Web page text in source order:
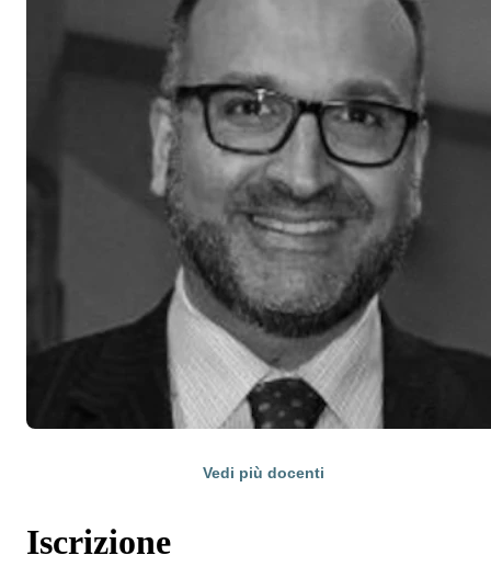
Vedi più docenti
Iscrizione